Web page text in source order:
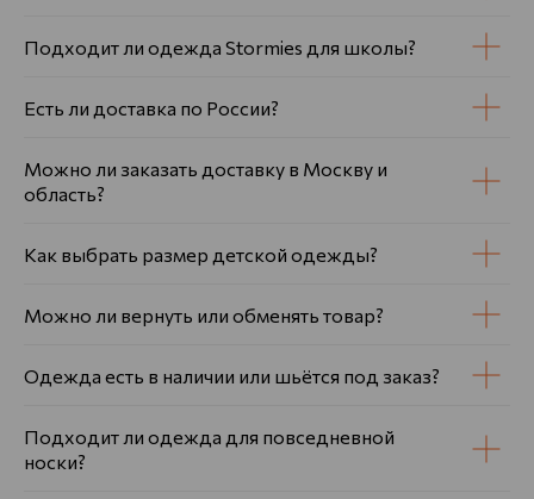
Подходит ли одежда Stormies для школы?
Есть ли доставка по России?
Можно ли заказать доставку в Москву и
область?
Как выбрать размер детской одежды?
Можно ли вернуть или обменять товар?
Одежда есть в наличии или шьётся под заказ?
Подходит ли одежда для повседневной
носки?